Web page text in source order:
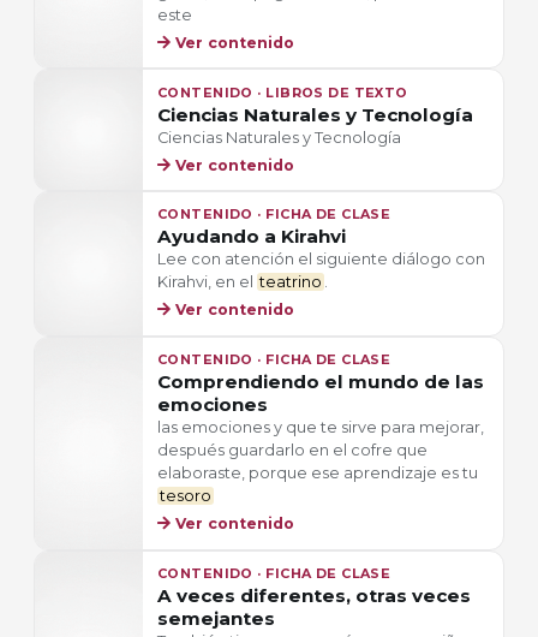
este
Ver contenido
CONTENIDO · LIBROS DE TEXTO
Ciencias Naturales y Tecnología
Ciencias Naturales y Tecnología
Ver contenido
CONTENIDO · FICHA DE CLASE
Ayudando a Kirahvi
Lee con atención el siguiente diálogo con
Kirahvi, en el teatrino .
Ver contenido
CONTENIDO · FICHA DE CLASE
Comprendiendo el mundo de las
emociones
las emociones y que te sirve para mejorar,
después guardarlo en el cofre que
elaboraste, porque ese aprendizaje es tu
tesoro
Ver contenido
CONTENIDO · FICHA DE CLASE
A veces diferentes, otras veces
semejantes